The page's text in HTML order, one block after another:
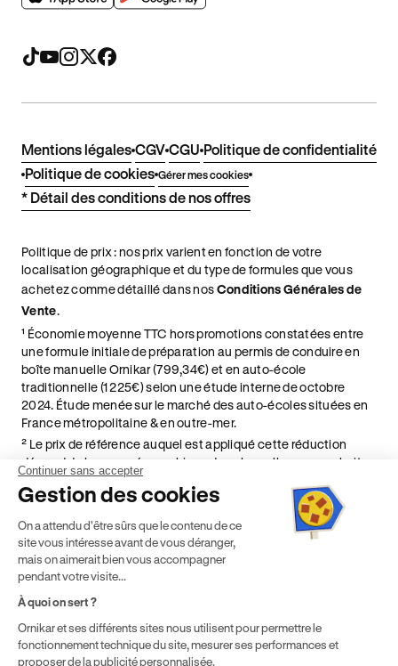
Mentions légales CGV CGU Politique de confidentialité
Politique de cookies Gérer mes cookies
* Détail des conditions de nos offres
Politique de prix : nos prix varient en fonction de votre
localisation géographique et du type de formules que vous
achetez comme détaillé dans nosConditions Générales de
Vente.
¹ Économie moyenne TTC hors promotions constatées entre
une formule initiale de préparation au permis de conduire en
boîte manuelle Ornikar (799,34€) et en auto-école
traditionnelle (1 225€) selon une étude interne de octobre
2024. Étude menée sur le marché des auto-écoles situées en
France métropolitaine & en outre-mer.
² Le prix de référence auquel est appliqué cette réduction
dépend de la zone géographique dans laquelle vous souhaitez
effectuer vos heures de conduite conformément à l'Article 6
de nos Conditions Générales de Vente
⁵ Montant du financement CPF variable selon les droits acquis
par chaque bénéficiaire. Exemple donné pour un titulaire
disposant de 500 € de droits CPF. Le reste à charge dépend du
solde disponible sur le Compte Personnel de Formation et du
Continuer sans accepter
Gestion des cookies
On a attendu d'être sûrs que le contenu de ce
site vous intéresse avant de vous déranger,
mais on aimerait bien vous accompagner
pendant votre visite...
À quoi on sert ?
Ornikar et ses différents sites nous utilisent pour permettre le
fonctionnement technique du site, mesurer ses performances et
proposer de la publicité personnalisée.